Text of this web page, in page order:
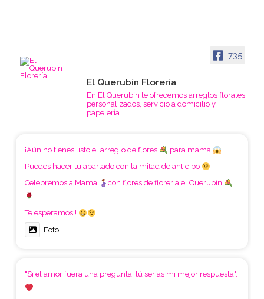
735
El Querubín Florería
En El Querubín te ofrecemos arreglos florales
personalizados, servicio a domicilio y
papelería.
¡Aún no tienes listo el arreglo de flores
para mamá!
Puedes hacer tu apartado con la mitad de anticipo
Celebremos a Mamá
con flores de floreria el Querubín
Te esperamos!!
Foto
"Si el amor fuera una pregunta, tú serías mi mejor respuesta".